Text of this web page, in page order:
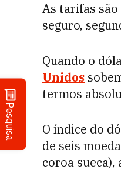
Pesquisa
As tarifas
seguro,
Quando o
Unidos
termos
O índice do
de seis
coroa sueca),